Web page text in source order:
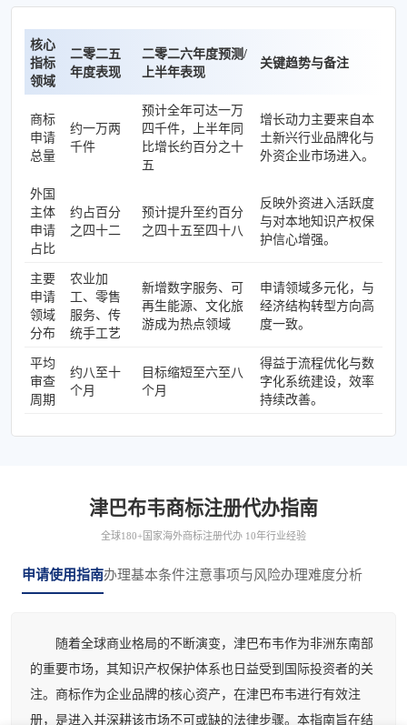
核心
指标
领域
二零二五
年度表现
二零二六年度预测/
上半年表现
关键趋势与备注
商标
申请
总量
约一万两
千件
预计全年可达一万
四千件，上半年同
比增长约百分之十
五
增长动力主要来自本
土新兴行业品牌化与
外资企业市场进入。
外国
主体
申请
占比
约占百分
之四十二
预计提升至约百分
之四十五至四十八
反映外资进入活跃度
与对本地知识产权保
护信心增强。
主要
申请
领域
分布
农业加
工、零售
服务、传
统手工艺
新增数字服务、可
再生能源、文化旅
游成为热点领域
申请领域多元化，与
经济结构转型方向高
度一致。
平均
审查
周期
约八至十
个月
目标缩短至六至八
个月
得益于流程优化与数
字化系统建设，效率
持续改善。
津巴布韦商标注册代办指南
全球180+国家海外商标注册代办 10年行业经验
申请使用指南办理基本条件注意事项与风险办理难度分析
随着全球商业格局的不断演变，津巴布韦作为非洲东南部
的重要市场，其知识产权保护体系也日益受到国际投资者的关
注。商标作为企业品牌的核心资产，在津巴布韦进行有效注
册，是进入并深耕该市场不可或缺的法律步骤。本指南旨在结